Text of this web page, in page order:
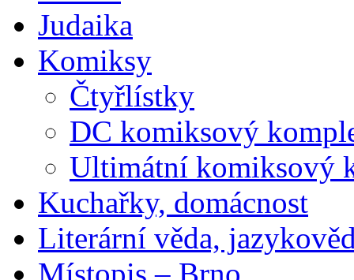
Judaika
Komiksy
Čtyřlístky
DC komiksový
Ultimátní komiksový
Kuchařky, domácnost
Literární věda,
Místopis – Brno